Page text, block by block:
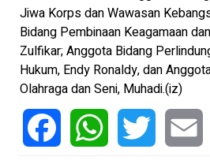
Jiwa Korps dan Wawasan
Bidang Pembinaan Keagamaan
Zulfikar; Anggota Bidang
Hukum, Endy Ronaldy, dan
Olahraga dan Seni, Muhadi.(iz)